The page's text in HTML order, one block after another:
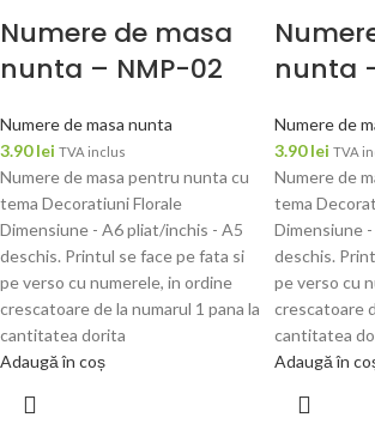
Numere de masa
nunta – NMP-02
Numere de masa nunta
3.90lei TVA inclus
Numere de masa pentru nunta cu
tema Decoratiuni Florale
Dimensiune - A6 pliat/inchis - A5
deschis. Printul se face pe fata si
pe verso cu numerele, in ordine
crescatoare de la numarul 1 pana la
cantitatea dorita
Adaugă în coș
nunta
Numere de
3.90lei TVA
Numere de
tema
Dimensiune
deschis.
pe verso cu
crescatoare
cantitatea
Adaugă în